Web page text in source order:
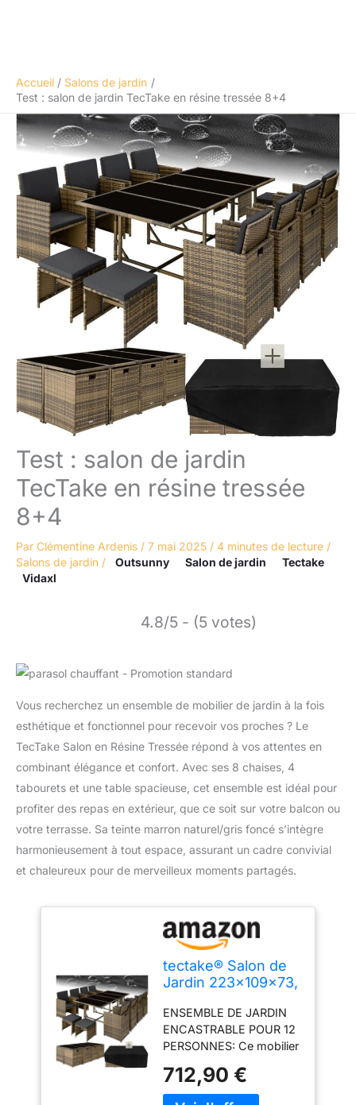
Accueil
Salons de jardin
Test : salon de jardin TecTake en résine tressée 8+4
Test : salon de jardin
TecTake en résine tressée
8+4
Par Clémentine Ardenis / 7 mai 2025 / 4 minutes de lecture /
Salons de jardin / Outsunny Salon de jardin
Tectake
Vidaxl
4.8/5 - (5 votes)
Vous recherchez un ensemble de mobilier de jardin à la fois
esthétique et fonctionnel pour recevoir vos proches ? Le
TecTake Salon en Résine Tressée répond à vos attentes en
combinant élégance et confort. Avec ses 8 chaises, 4
tabourets et une table spacieuse, cet ensemble est idéal pour
profiter des repas en extérieur, que ce soit sur votre balcon ou
votre terrasse. Sa teinte marron naturel/gris foncé s’intègre
harmonieusement à tout espace, assurant un cadre convivial
et chaleureux pour de merveilleux moments partagés.
tectake® Salon de
Jardin 223x109x73,
Places, résine
tressée
ENSEMBLE DE JARDIN
ENCASTRABLE POUR 12
PERSONNES: Ce mobilier
accueille
confortablement 8
712,90 €